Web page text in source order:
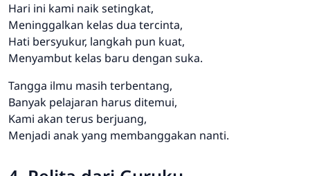
Hari ini kami naik setingkat,
Meninggalkan kelas dua tercinta,
Hati bersyukur, langkah pun kuat,
Menyambut kelas baru dengan suka.
Tangga ilmu masih terbentang,
Banyak pelajaran harus ditemui,
Kami akan terus berjuang,
Menjadi anak yang membanggakan nanti.